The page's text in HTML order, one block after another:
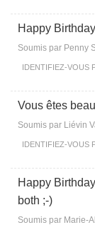
Happy
Soumis par Penny
IDENTIFIEZ-VOUS
Vous êtes
Soumis par Liévin
IDENTIFIEZ-VOUS
Happy
both ;-)
Soumis par Marie-